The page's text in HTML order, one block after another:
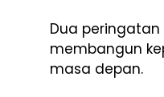
Dua
membangun
masa depan.